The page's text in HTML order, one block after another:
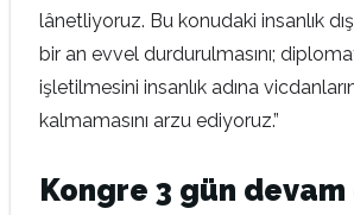
lânetliyoruz. Bu konudaki insanlık
bir an evvel durdurulmasını;
işletilmesini insanlık adına
kalmamasını arzu ediyoruz.”
Kongre 3 gün